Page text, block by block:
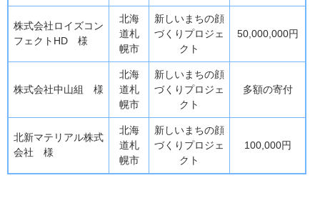
株式会社ロイズコン
フェクトHD 様
北海
道札
幌市
新しいまちの顔
づくりプロジェ
クト
50,000,000円
株式会社中山組 様
北海
道札
幌市
新しいまちの顔
づくりプロジェ
クト
多額の寄付
北新マテリアル株式
会社 様
北海
道札
幌市
新しいまちの顔
づくりプロジェ
クト
100,000円